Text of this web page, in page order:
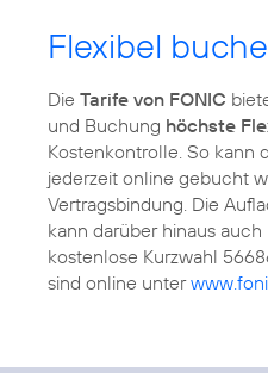
Flexibel
Die Tarife von FONIC
und Buchung höchste
Kostenkontrolle. So kann
jederzeit online gebucht
Vertragsbindung. Die
kann darüber hinaus
kostenlose Kurzwahl
sind online unter